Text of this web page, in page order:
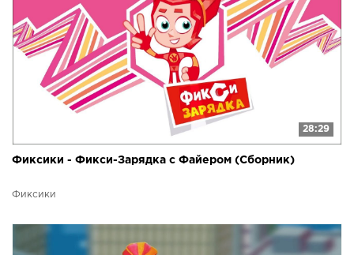
28:29
Фиксики - Фикси-Зарядка с Файером (Сборник)
Фиксики